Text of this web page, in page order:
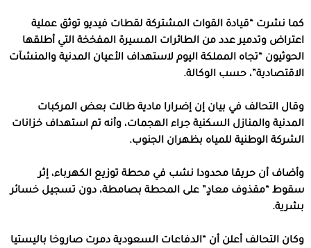
كما نشرت “قيادة القوات المشتركة لقطات فيديو توثق عملية
اعتراض وتدمير عدد من الطائرات المسيرة المفخخة التي أطلقها
الحوثيون “تجاه المملكة اليوم لاستهداف الأعيان المدنية والمنشآت
الاقتصادية”، حسب الوكالة.
وقال التحالف في بيان إن إضرارا مادية طالت بعض المركبات
المدنية والمنازل السكنية جراء الهجمات، وأنه تم استهداف خزانات
الشركة الوطنية للمياه بظهران الجنوب.
وأضاف أن حريقا محدودا نشب في محطة توزيع الكهرباء، إثر
سقوط “مقذوف معادٍ” على المحطة بصامطة، دون تسجيل خسائر
بشرية.
وكان التحالف أعلن أن “الدفاعات السعودية دمرت صاروخا باليستيا